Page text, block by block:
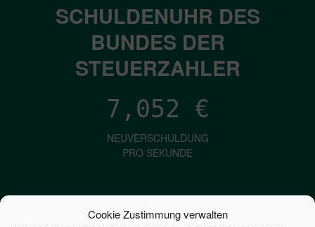
Cookie Zustimmung verwalten
SCHULDENUHR DES
BUNDES DER
STEUERZAHLER
7,052 €
NEUVERSCHULDUNG
PRO SEKUNDE
1,601€